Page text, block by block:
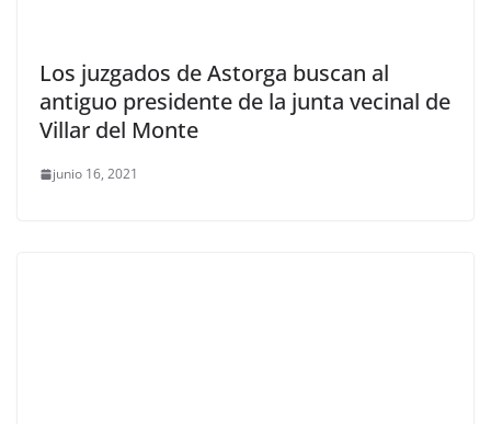
Los juzgados de Astorga buscan al
antiguo presidente de la junta vecinal de
Villar del Monte
junio 16, 2021